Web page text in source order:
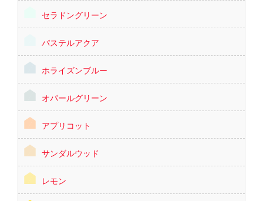
セラドングリーン
パステルアクア
ホライズンブルー
オパールグリーン
アプリコット
サンダルウッド
レモン